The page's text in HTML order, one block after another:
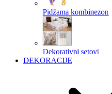
Pidžama kombinezon
Dekorativni setovi
DEKORACIJE